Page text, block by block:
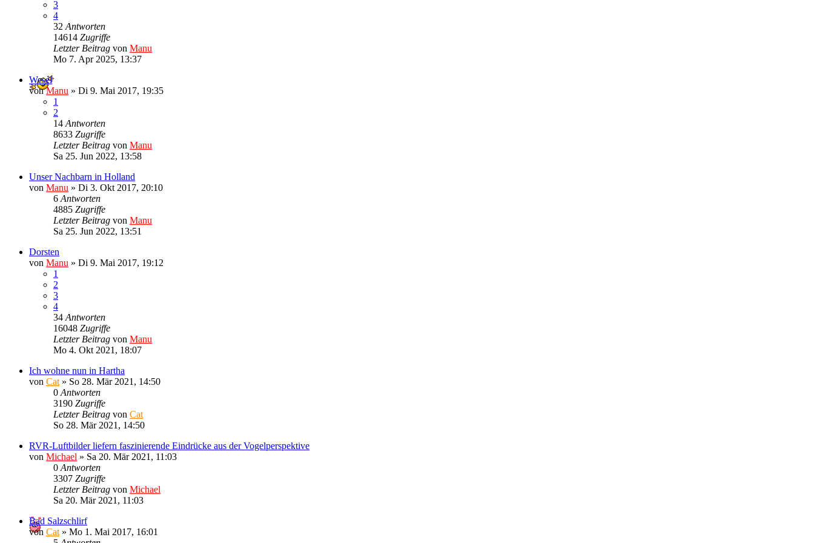
3
4
32 Antworten
14614 Zugriffe
Letzter Beitrag von Manu
Mo 7. Apr 2025, 13:37
Wesel
vonManu » Di 9. Mai 2017, 19:35
1
2
14 Antworten
8633 Zugriffe
Letzter Beitrag von Manu
Sa 25. Jun 2022, 13:58
Unser Nachbarn in Holland
von Manu » Di 3. Okt 2017, 20:10
6 Antworten
4885 Zugriffe
Letzter Beitrag von Manu
Sa 25. Jun 2022, 13:51
Dorsten
von Manu » Di 9. Mai 2017, 19:12
1
2
3
4
34 Antworten
16048 Zugriffe
Letzter Beitrag von Manu
Mo 4. Okt 2021, 18:07
Ich wohne nun in Hartha
von Cat » So 28. Mär 2021, 14:50
0 Antworten
3190 Zugriffe
Letzter Beitrag von Cat
So 28. Mär 2021, 14:50
RVR-Luftbilder liefern faszinierende Eindrücke aus der Vogelperspektive
von Michael » Sa 20. Mär 2021, 11:03
0 Antworten
3307 Zugriffe
Letzter Beitrag von Michael
Sa 20. Mär 2021, 11:03
Bad Salzschlirf
von Cat » Mo 1. Mai 2017, 16:01